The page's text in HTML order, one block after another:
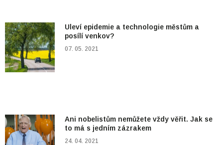
Uleví epidemie a technologie městům a
posílí venkov?
07. 05. 2021
Ani nobelistům nemůžete vždy věřit. Jak se
to má s jedním zázrakem
24. 04. 2021